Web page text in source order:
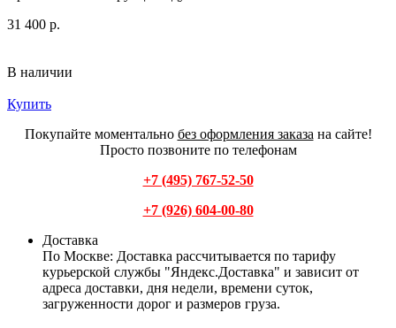
31 400 р.
В наличии
Купить
Покупайте моментально без оформления заказа на сайте!
Просто позвоните по телефонам
+7 (495) 767-52-50
+7 (926) 604-00-80
Доставка
По Москве: Доставка рассчитывается по тарифу
курьерской службы "Яндекс.Доставка" и зависит от
адреса доставки, дня недели, времени суток,
загруженности дорог и размеров груза.